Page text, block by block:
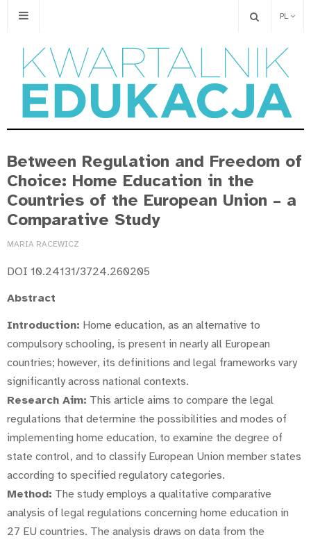
PL
Between Regulation and Freedom of
Choice: Home Education in the
Countries of the European Union – a
Comparative Study
MARIA RACEWICZ
DOI 10.24131/3724.260205
Abstract
Introduction: Home education, as an alternative to
compulsory schooling, is present in nearly all European
countries; however, its definitions and legal frameworks vary
significantly across national contexts.
Research Aim: This article aims to compare the legal
regulations that determine the possibilities and modes of
implementing home education, to examine the degree of
state control, and to classify European Union member states
according to specified regulatory categories.
Method: The study employs a qualitative comparative
analysis of legal regulations concerning home education in
27 EU countries. The analysis draws on data from the